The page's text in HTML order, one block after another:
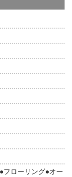
フローリング オー